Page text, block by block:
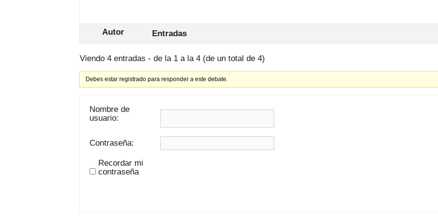
Autor Entradas
Viendo 4 entradas - de la 1 a la 4 (de un total de 4)
Debes estar registrado para responder a este debate.
Nombre de
usuario:
Contraseña:
Recordar mi
contraseña